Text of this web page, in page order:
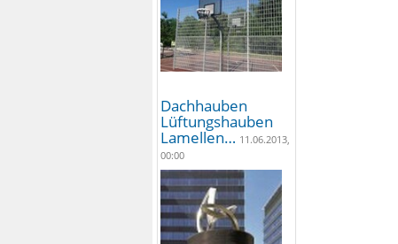
Dachhauben
Lüftungshauben
Lamellen… 11.06.2013,
00:00